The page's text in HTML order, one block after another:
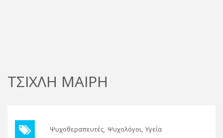
ΤΣΙΧΛΗ ΜΑΙΡΗ
Ψυχοθεραπευτές Ψυχολόγοι Υγεία